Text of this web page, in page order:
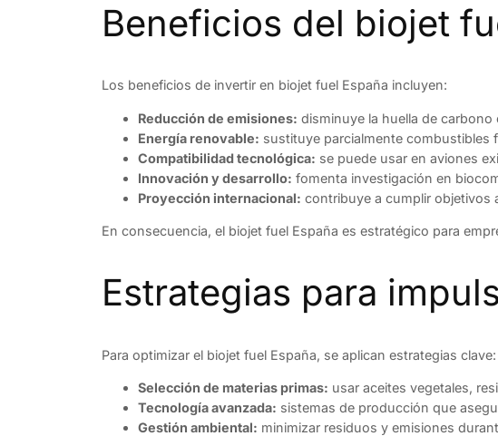
Beneficios del biojet
Los beneficios de invertir en biojet fuel España incluyen:
Reducción de emisiones: disminuye la huella de carbono
Energía renovable: sustituye parcialmente combustibles
Compatibilidad tecnológica: se puede usar en aviones
Innovación y desarrollo: fomenta investigación en
Proyección internacional: contribuye a cumplir objetivos
En consecuencia, el biojet fuel España es estratégico para
Estrategias para
Para optimizar el biojet fuel España, se aplican estrategias clave:
Selección de materias primas: usar aceites vegetales,
Tecnología avanzada: sistemas de producción que
Gestión ambiental: minimizar residuos y emisiones